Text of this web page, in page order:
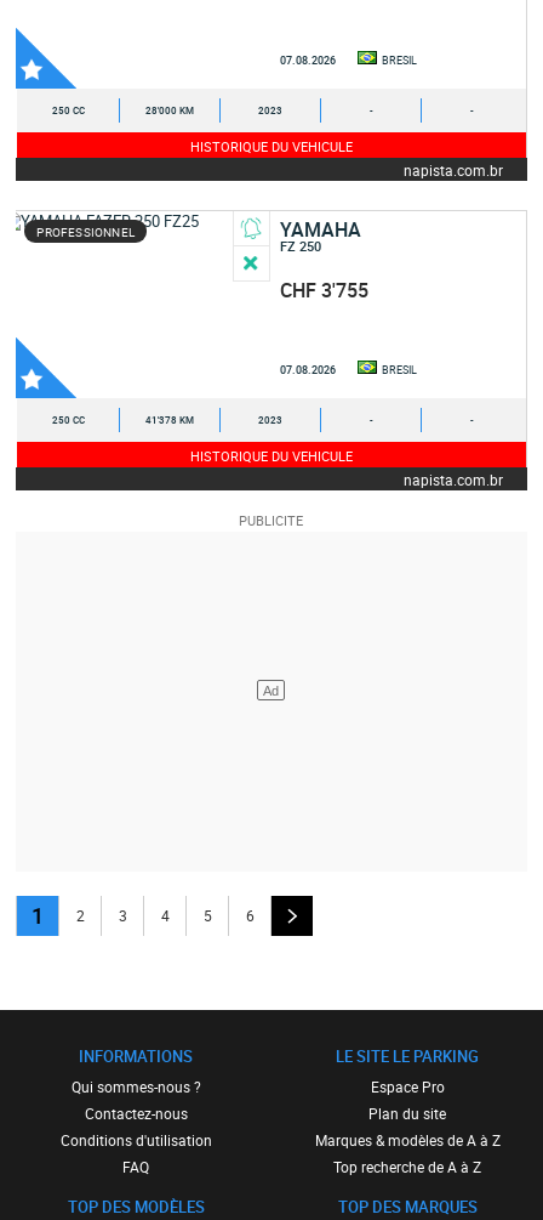
07.08.2026 BRESIL
250 CC 28'000 KM 2023 - -
HISTORIQUE DU VEHICULE
napista.com.br
PROFESSIONNEL YAMAHA
FZ 250
CHF 3'755
07.08.2026 BRESIL
250 CC 41'378 KM 2023 - -
HISTORIQUE DU VEHICULE
napista.com.br
1 2 3 4 5 6
INFORMATIONS
Qui sommes-nous ?
Contactez-nous
Conditions d'utilisation
FAQ
TOP DES MODÈLES
LE SITE LE PARKING
Espace Pro
Plan du site
Marques & modèles de A à Z
Top recherche de A à Z
TOP DES MARQUES